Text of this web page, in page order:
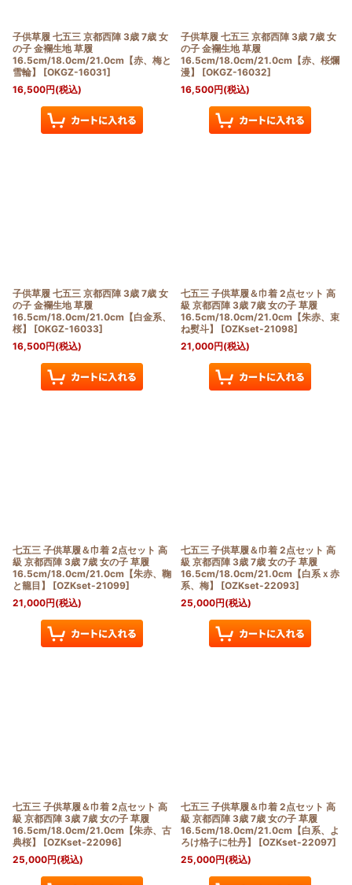
子供草履 七五三 京都西陣 3歳 7歳 女
の子 金襴生地 草履
16.5cm/18.0cm/21.0cm【赤、梅と
雪輪】
[OKGZ-16031]
16,500円(税込)
子供草履 七五三 京都西陣 3歳 7歳 女
の子 金襴生地 草履
16.5cm/18.0cm/21.0cm【赤、桜爛
漫】
[OKGZ-16032]
16,500円(税込)
子供草履 七五三 京都西陣 3歳 7歳 女
の子 金襴生地 草履
16.5cm/18.0cm/21.0cm【白金系、
桜】
[OKGZ-16033]
16,500円(税込)
七五三 子供草履＆巾着 2点セット 高
級 京都西陣 3歳 7歳 女の子 草履
16.5cm/18.0cm/21.0cm【朱赤、束
ね熨斗】
[OZKset-21098]
21,000円(税込)
七五三 子供草履＆巾着 2点セット 高
級 京都西陣 3歳 7歳 女の子 草履
16.5cm/18.0cm/21.0cm【朱赤、鞠
と籠目】
[OZKset-21099]
21,000円(税込)
七五三 子供草履＆巾着 2点セット 高
級 京都西陣 3歳 7歳 女の子 草履
16.5cm/18.0cm/21.0cm【白系ｘ赤
系、梅】
[OZKset-22093]
25,000円(税込)
七五三 子供草履＆巾着 2点セット 高
級 京都西陣 3歳 7歳 女の子 草履
16.5cm/18.0cm/21.0cm【朱赤、古
典桜】
[OZKset-22096]
25,000円(税込)
七五三 子供草履＆巾着 2点セット 高
級 京都西陣 3歳 7歳 女の子 草履
16.5cm/18.0cm/21.0cm【白系、よ
ろけ格子に牡丹】
[OZKset-22097]
25,000円(税込)